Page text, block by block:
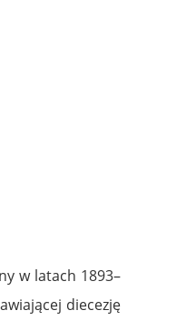
w latach 1893–
diecezję